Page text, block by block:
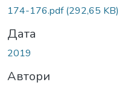
174-176.pdf(292,65 KB)
Дата
2019
Автори